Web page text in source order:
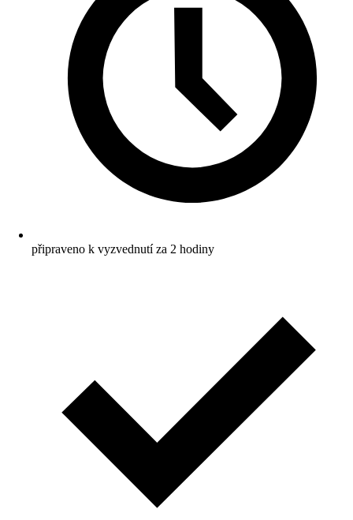
připraveno k vyzvednutí za 2 hodiny